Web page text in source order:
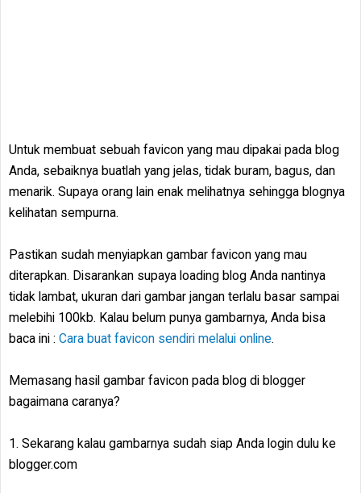
Untuk membuat sebuah favicon yang mau dipakai pada blog
Anda, sebaiknya buatlah yang jelas, tidak buram, bagus, dan
menarik. Supaya orang lain enak melihatnya sehingga blognya
kelihatan sempurna.
Pastikan sudah menyiapkan gambar favicon yang mau
diterapkan. Disarankan supaya loading blog Anda nantinya
tidak lambat, ukuran dari gambar jangan terlalu basar sampai
melebihi 100kb. Kalau belum punya gambarnya, Anda bisa
baca ini : Cara buat favicon sendiri melalui online.
Memasang hasil gambar favicon pada blog di blogger
bagaimana caranya?
1. Sekarang kalau gambarnya sudah siap Anda login dulu ke
blogger.com